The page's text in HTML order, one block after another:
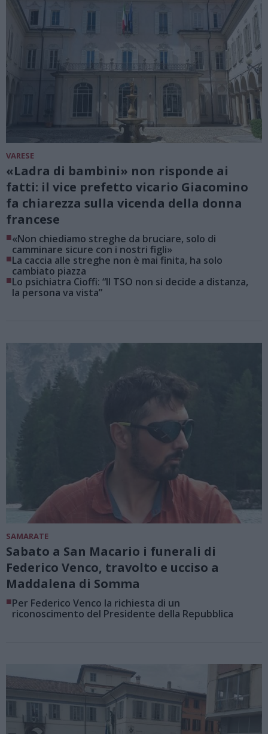
VARESE
«Ladra di bambini» non risponde ai
fatti: il vice prefetto vicario Giacomino
fa chiarezza sulla vicenda della donna
francese
■«Non chiediamo streghe da bruciare, solo di
camminare sicure con i nostri figli»
■La caccia alle streghe non è mai finita, ha solo
cambiato piazza
■Lo psichiatra Cioffi: “Il TSO non si decide a distanza,
la persona va vista”
SAMARATE
Sabato a San Macario i funerali di
Federico Venco, travolto e ucciso a
Maddalena di Somma
■Per Federico Venco la richiesta di un
riconoscimento del Presidente della Repubblica